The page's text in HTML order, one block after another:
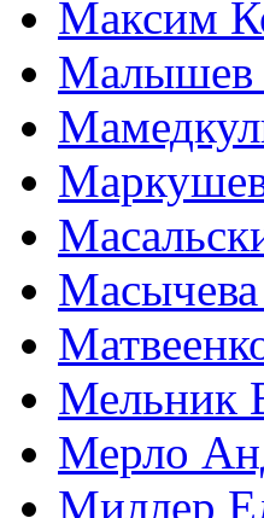
Максим
Малышев
Мельник
Мерло
Миллер